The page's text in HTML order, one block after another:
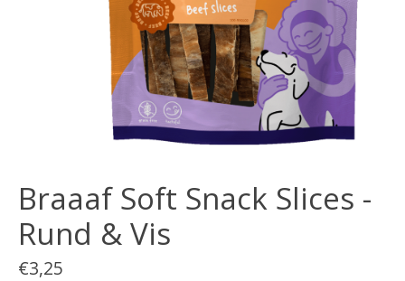
Braaaf Soft Snack Slices -
Rund & Vis
€3,25